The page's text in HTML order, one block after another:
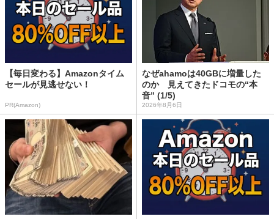
【毎日変わる】Amazonタイム
セールが見逃せない！
PR(Amazon)
なぜahamoは40GBに増量した
のか 見えてきたドコモの“本
音” (1/5)
2026年8月6日